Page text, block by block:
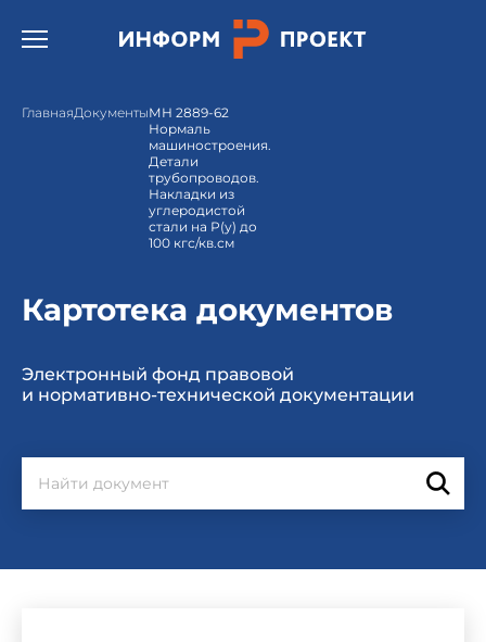
Открыть бургер меню.
ГлавнаяДокументыМН 2889-62
Нормаль
машиностроения.
Детали
трубопроводов.
Накладки из
углеродистой
стали на Р(у) до
100 кгс/кв.см
Картотека документов
Электронный фонд правовой
и нормативно-технической документации